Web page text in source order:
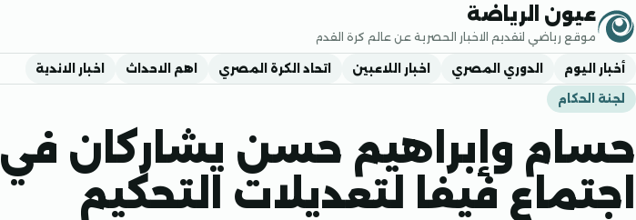
تجاوز إلى المحتوى
عيون الرياضة
موقع رياضي لتقديم الاخبار الحصرية عن عالم كرة القدم
أخبار اليوم الدوري المصري اخبار اللاعبين اتحاد الكرة المصري اهم الاحداث اخبار الاندية
لجنة الحكام
حسام وإبراهيم حسن يشاركان في
اجتماع فيفا لتعديلات التحكيم